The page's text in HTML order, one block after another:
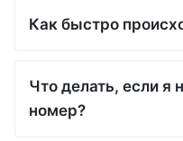
Как быстро
Что делать, если я
номер?